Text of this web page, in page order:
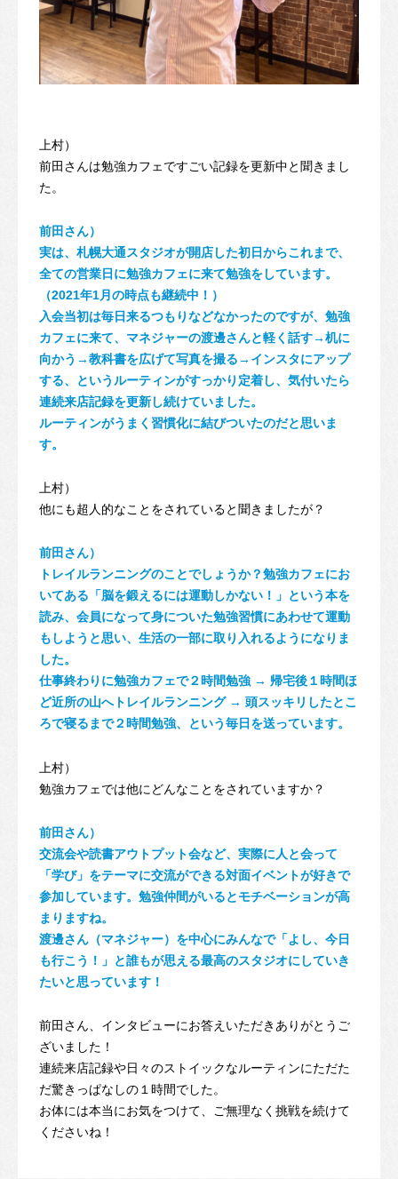
上村）
前田さんは勉強カフェですごい記録を更新中と聞きまし
た。
前田さん）
実は、札幌大通スタジオが開店した初日からこれまで、
全ての営業日に勉強カフェに来て勉強をしています。
（2021年1月の時点も継続中！）
入会当初は毎日来るつもりなどなかったのですが、勉強
カフェに来て、マネジャーの渡邊さんと軽く話す→机に
向かう→教科書を広げて写真を撮る→インスタにアップ
する、というルーティンがすっかり定着し、気付いたら
連続来店記録を更新し続けていました。
ルーティンがうまく習慣化に結びついたのだと思いま
す。
上村）
他にも超人的なことをされていると聞きましたが？
前田さん）
トレイルランニングのことでしょうか？勉強カフェにお
いてある「脳を鍛えるには運動しかない！」という本を
読み、会員になって身についた勉強習慣にあわせて運動
もしようと思い、生活の一部に取り入れるようになりま
した。
仕事終わりに勉強カフェで２時間勉強 → 帰宅後１時間ほ
ど近所の山へトレイルランニング → 頭スッキリしたとこ
ろで寝るまで２時間勉強、という毎日を送っています。
上村）
勉強カフェでは他にどんなことをされていますか？
前田さん）
交流会や読書アウトプット会など、実際に人と会って
「学び」をテーマに交流ができる対面イベントが好きで
参加しています。勉強仲間がいるとモチベーションが高
まりますね。
渡邊さん（マネジャー）を中心にみんなで「よし、今日
も行こう！」と誰もが思える最高のスタジオにしていき
たいと思っています！
前田さん、インタビューにお答えいただきありがとうご
ざいました！
連続来店記録や日々のストイックなルーティンにただた
だ驚きっぱなしの１時間でした。
お体には本当にお気をつけて、ご無理なく挑戦を続けて
くださいね！